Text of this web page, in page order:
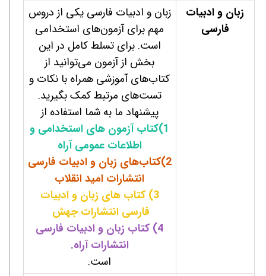
زبان و ادبیات
فارسی
زبان و ادبیات فارسی یکی از دروس
مهم برای آزمون‌های استخدامی
است. برای تسلط کامل در این
بخش از آزمون می‌توانید از
کتاب‌های آموزشی همراه با نکات و
تست‌های مرتبط کمک بگیرید.
پیشنهاد ما به شما استفاده از
1)کتاب آزمون های استخدامی و
اطلاعات عمومی آراه
2)کتاب‌های زبان و ادبیات فارسی
انتشارات امید انقلاب
3) کتاب های زبان و ادبیات
فارسی انتشارات جهش
4) کتاب زبان و ادبیات فارسی
انتشارات آراه.
است.